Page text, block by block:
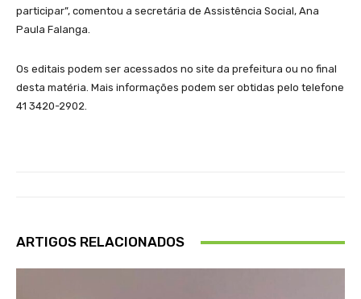
participar”, comentou a secretária de Assistência Social, Ana
Paula Falanga.
Os editais podem ser acessados no site da prefeitura ou no final
desta matéria. Mais informações podem ser obtidas pelo telefone
41 3420-2902.
ARTIGOS RELACIONADOS